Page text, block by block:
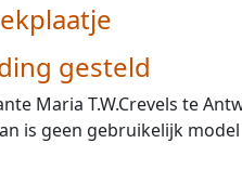
gesteld
Maria T.W.Crevels te
is geen gebruikelijk